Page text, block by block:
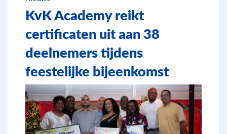
KvK Academy reikt
certificaten uit aan 38
deelnemers tijdens
feestelijke bijeenkomst